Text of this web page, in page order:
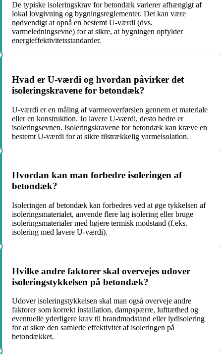
De typiske isoleringskrav for betondæk varierer afhængigt af
lokal lovgivning og bygningsreglementer. Det kan være
nødvendigt at opnå en bestemt U-værdi (dvs.
varmeledningsevne) for at sikre, at bygningen opfylder
energieffektivitetsstandarder.
Hvad er U-værdi og hvordan påvirker det
isoleringskravene for betondæk?
U-værdi er en måling af varmeoverførslen gennem et materiale
eller en konstruktion. Jo lavere U-værdi, desto bedre er
isoleringsevnen. Isoleringskravene for betondæk kan kræve en
bestemt U-værdi for at sikre tilstrækkelig varmeisolation.
Hvordan kan man forbedre isoleringen af
betondæk?
Isoleringen af betondæk kan forbedres ved at øge tykkelsen af
isoleringsmaterialet, anvende flere lag isolering eller bruge
isoleringsmaterialer med højere termisk modstand (f.eks.
isolering med lavere U-værdi).
Hvilke andre faktorer skal overvejes udover
isoleringstykkelsen på betondæk?
Udover isoleringstykkelsen skal man også overveje andre
faktorer som korrekt installation, dampspærre, lufttæthed og
eventuelle yderligere krav til brandmodstand eller lydisolering
for at sikre den samlede effektivitet af isoleringen på
betondækket.